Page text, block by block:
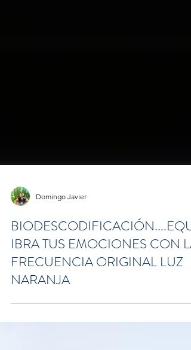
Domingo Javier
IBRA TUS EMOCIONES CON LA
FRECUENCIA ORIGINAL LUZ
NARANJA